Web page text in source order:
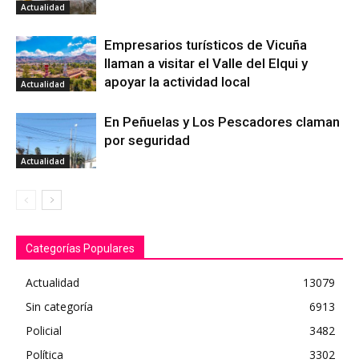
Actualidad
Actualidad
Empresarios turísticos de Vicuña
llaman a visitar el Valle del Elqui y
apoyar la actividad local
Actualidad
En Peñuelas y Los Pescadores claman
por seguridad
Categorías Populares
Actualidad
13079
Sin categoría
6913
Policial
3482
Política
3302